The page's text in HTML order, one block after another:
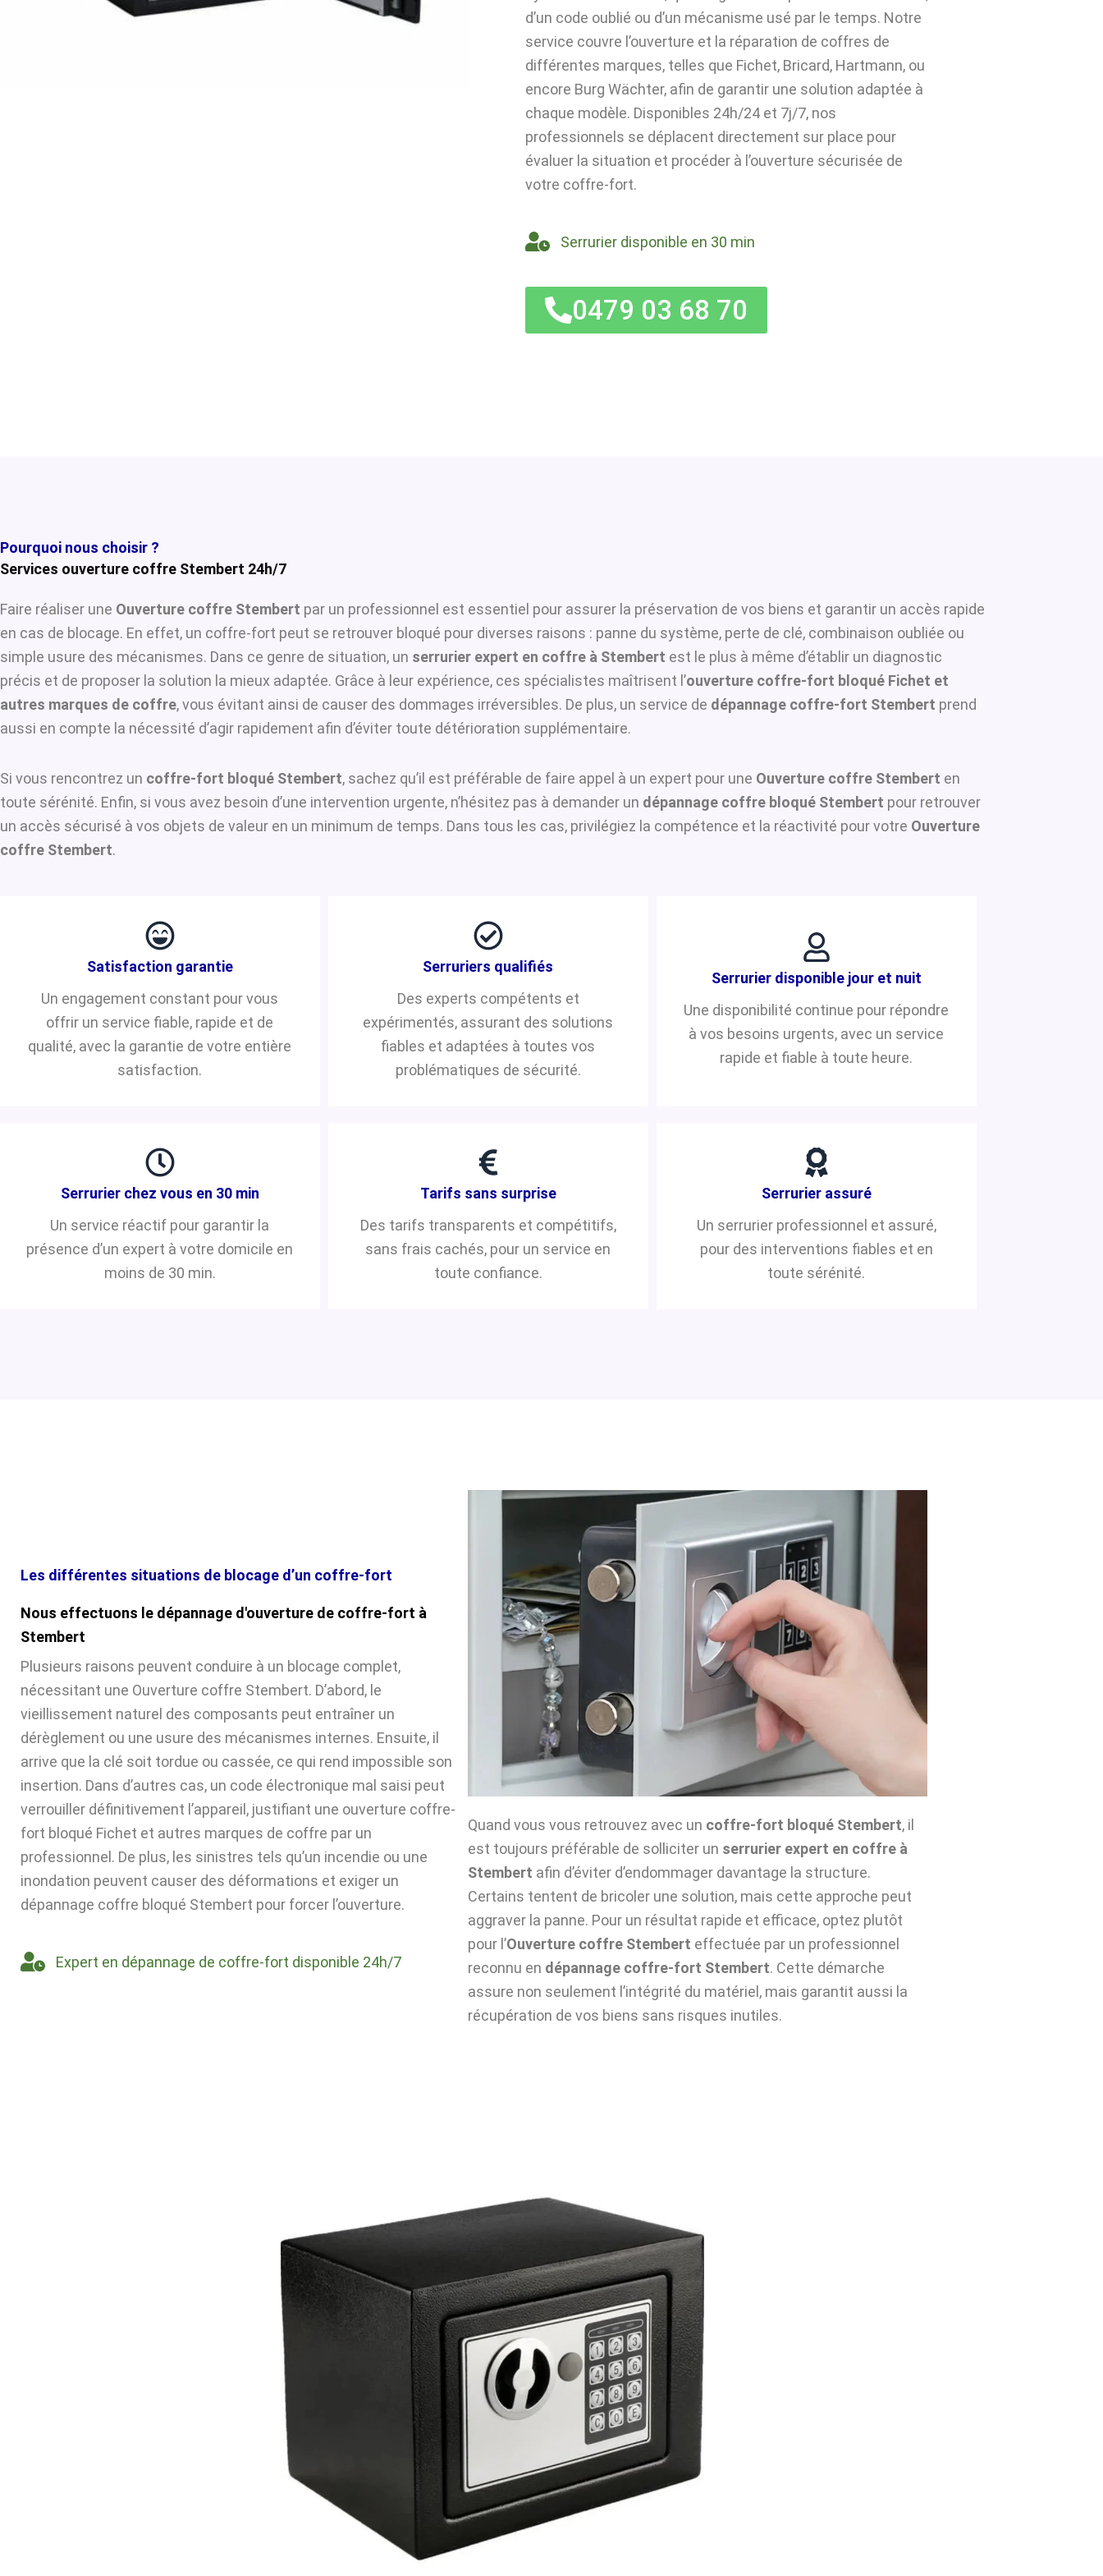
d’un code oublié ou d’un mécanisme usé par le temps. Notre
service couvre l’ouverture et la réparation de coffres de
différentes marques, telles que Fichet, Bricard, Hartmann, ou
encore Burg Wächter, afin de garantir une solution adaptée à
chaque modèle. Disponibles 24h/24 et 7j/7, nos
professionnels se déplacent directement sur place pour
évaluer la situation et procéder à l’ouverture sécurisée de
votre coffre-fort.
Serrurier disponible en 30 min
0479 03 68 70
Pourquoi nous choisir ?
Services ouverture coffre Stembert 24h/7
Faire réaliser une Ouverture coffre Stembert par un professionnel est essentiel pour assurer la préservation de vos biens et garantir un accès rapide
en cas de blocage. En effet, un coffre-fort peut se retrouver bloqué pour diverses raisons : panne du système, perte de clé, combinaison oubliée ou
simple usure des mécanismes. Dans ce genre de situation, un serrurier expert en coffre à Stembert est le plus à même d’établir un diagnostic
précis et de proposer la solution la mieux adaptée. Grâce à leur expérience, ces spécialistes maîtrisent l’ouverture coffre-fort bloqué Fichet et
autres marques de coffre, vous évitant ainsi de causer des dommages irréversibles. De plus, un service de dépannage coffre-fort Stembert prend
aussi en compte la nécessité d’agir rapidement afin d’éviter toute détérioration supplémentaire.
Si vous rencontrez un coffre-fort bloqué Stembert, sachez qu’il est préférable de faire appel à un expert pour une Ouverture coffre Stembert en
toute sérénité. Enfin, si vous avez besoin d’une intervention urgente, n’hésitez pas à demander un dépannage coffre bloqué Stembert pour retrouver
un accès sécurisé à vos objets de valeur en un minimum de temps. Dans tous les cas, privilégiez la compétence et la réactivité pour votre Ouverture
coffre Stembert.
Satisfaction garantie
Un engagement constant pour vous
offrir un service fiable, rapide et de
qualité, avec la garantie de votre entière
satisfaction.
Serruriers qualifiés
Des experts compétents et
expérimentés, assurant des solutions
fiables et adaptées à toutes vos
problématiques de sécurité.
Serrurier disponible jour et nuit
Une disponibilité continue pour répondre
à vos besoins urgents, avec un service
rapide et fiable à toute heure.
Serrurier chez vous en 30 min
Un service réactif pour garantir la
présence d’un expert à votre domicile en
moins de 30 min.
Tarifs sans surprise
Des tarifs transparents et compétitifs,
sans frais cachés, pour un service en
toute confiance.
Serrurier assuré
Un serrurier professionnel et assuré,
pour des interventions fiables et en
toute sérénité.
Les différentes situations de blocage d’un coffre-fort
Nous effectuons le dépannage d'ouverture de coffre-fort à
Stembert
Plusieurs raisons peuvent conduire à un blocage complet,
nécessitant une Ouverture coffre Stembert. D’abord, le
vieillissement naturel des composants peut entraîner un
dérèglement ou une usure des mécanismes internes. Ensuite, il
arrive que la clé soit tordue ou cassée, ce qui rend impossible son
insertion. Dans d’autres cas, un code électronique mal saisi peut
verrouiller définitivement l’appareil, justifiant une ouverture coffre-
fort bloqué Fichet et autres marques de coffre par un
professionnel. De plus, les sinistres tels qu’un incendie ou une
inondation peuvent causer des déformations et exiger un
dépannage coffre bloqué Stembert pour forcer l’ouverture.
Expert en dépannage de coffre-fort disponible 24h/7
Quand vous vous retrouvez avec un coffre-fort bloqué Stembert, il
est toujours préférable de solliciter un serrurier expert en coffre à
Stembert afin d’éviter d’endommager davantage la structure.
Certains tentent de bricoler une solution, mais cette approche peut
aggraver la panne. Pour un résultat rapide et efficace, optez plutôt
pour l’Ouverture coffre Stembert effectuée par un professionnel
reconnu en dépannage coffre-fort Stembert. Cette démarche
assure non seulement l’intégrité du matériel, mais garantit aussi la
récupération de vos biens sans risques inutiles.